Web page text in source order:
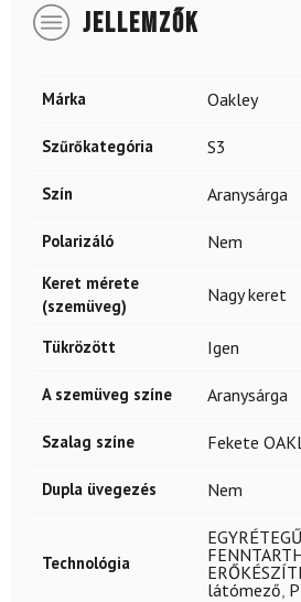
JELLEMZŐK
Márka Oakley
Szűrőkategória S3
Szín Aranysárga
Polarizáló Nem
Keret mérete
(szemüveg)
Nagy keret
Tükrözött Igen
A szemüveg színe Aranysárga
Szalag színe Fekete
Dupla üvegezés Nem
Technológia
látómező,